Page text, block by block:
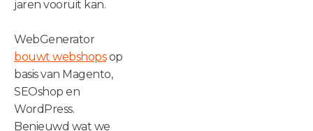
jaren vooruit kan.
WebGenerator
bouwt webshopsop
basis van Magento,
SEOshop en
WordPress.
Benieuwd wat we